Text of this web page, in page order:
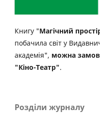
Книгу "Магічний
побачила світ у
академія", можна
"Кіно-Театр".
Розділи журналу